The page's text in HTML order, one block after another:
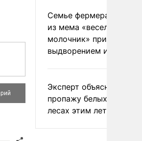
Семье фермера
из мема «веселый
молочник» пригрозили
выдворением из
Эксперт объяснил
пропажу белых грибов
лесах этим летом